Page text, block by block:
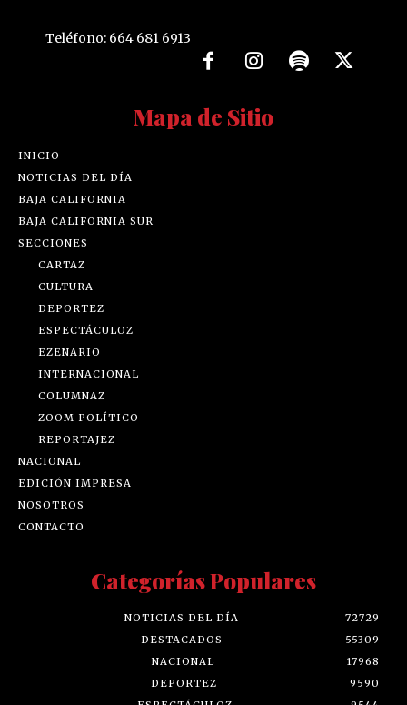
Teléfono: 664 681 6913
Mapa de Sitio
INICIO
NOTICIAS DEL DÍA
BAJA CALIFORNIA
BAJA CALIFORNIA SUR
SECCIONES
CARTAZ
CULTURA
DEPORTEZ
ESPECTÁCULOZ
EZENARIO
INTERNACIONAL
COLUMNAZ
ZOOM POLÍTICO
REPORTAJEZ
NACIONAL
EDICIÓN IMPRESA
NOSOTROS
CONTACTO
Categorías Populares
NOTICIAS DEL DÍA
72729
DESTACADOS
55309
NACIONAL
17968
DEPORTEZ
9590